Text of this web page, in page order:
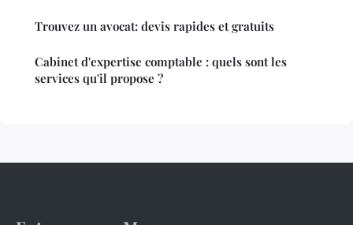
Trouvez un avocat: devis rapides et gratuits
Cabinet d'expertise comptable : quels sont les
services qu'il propose ?